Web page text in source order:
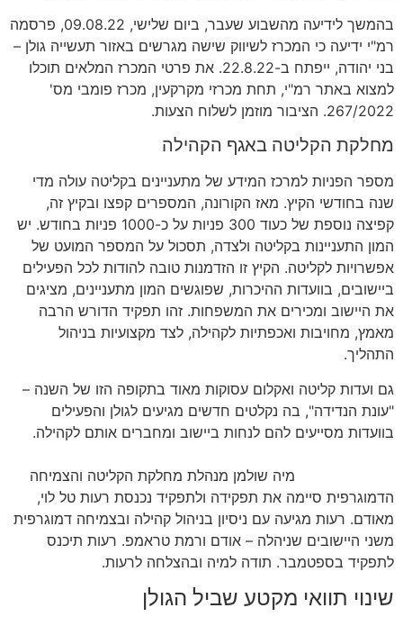
בהמשך לידיעה מהשבוע שעבר, ביום שלישי, 09.08.22, פרסמה
רמ"י ידיעה כי המכרז לשיווק שישה מגרשים באזור תעשייה גולן –
בני יהודה, ייפתח ב-22.8.22. את פרטי המכרז המלאים תוכלו
למצוא באתר רמ"י, תחת מכרזי מקרקעין, מכרז פומבי מס'
267/2022. הציבור מוזמן לשלוח הצעות.
מחלקת הקליטה באגף הקהילה
מספר הפניות למרכז המידע של מתעניינים בקליטה עולה מדי
שנה בחודשי הקיץ. מאז הקורונה, המספרים קפצו ובקיץ זה,
קפיצה נוספת של כעוד 300 פניות על כ-1000 פניות בחודש. יש
המון התעניינות בקליטה ולצדה, תסכול על המספר המועט של
אפשרויות לקליטה. הקיץ זו הזדמנות טובה להודות לכל הפעילים
ביישובים, בוועדות ההיכרות, שפוגשים המון מתעניינים, מציגים
את היישוב ומכירים את המשפחות. זהו תפקיד הדורש הרבה
מאמץ, מחויבות ואכפתיות לקהילה, לצד מקצועיות בניהול
התהליך.
גם ועדות קליטה ואקלום עסוקות מאוד בתקופה הזו של השנה –
"עונת הנדידה", בה נקלטים חדשים מגיעים לגולן והפעילים
בוועדות מסייעים להם לנחות ביישוב ומחברים אותם לקהילה.
מיה שולמן מנהלת מחלקת הקליטה והצמיחה
הדמוגרפית סיימה את תפקידה ולתפקיד נכנסת רעות טל לוי,
מאודם. רעות מגיעה עם ניסיון בניהול קהילה ובצמיחה דמוגרפית
משני היישובים שניהלה – אודם ורמת טראמפ. רעות תיכנס
לתפקיד בספטמבר. תודה למיה ובהצלחה לרעות.
שינוי תוואי מקטע שביל הגולן